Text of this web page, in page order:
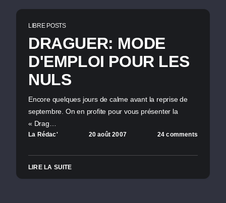
LIBRE POSTS
DRAGUER: MODE
D'EMPLOI POUR LES
NULS
Encore quelques jours de calme avant la reprise de
septembre. On en profite pour vous présenter la
« Drag…
La Rédac' 20 août 2007 24 comments
LIRE LA SUITE